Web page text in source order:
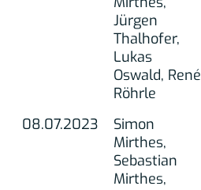
Jürgen
Thalhofer,
Lukas
Oswald, René
Röhrle
08.07.2023
Simon
Mirthes,
Sebastian
Mirthes,